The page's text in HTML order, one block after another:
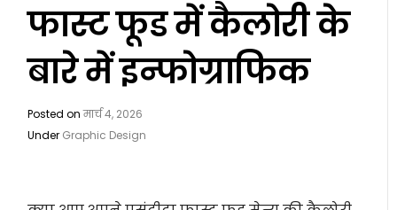
फास्ट फूड में कैलोरी के
बारे में इन्फोग्राफिक
Posted onमार्च 4, 2026
Under Graphic Design